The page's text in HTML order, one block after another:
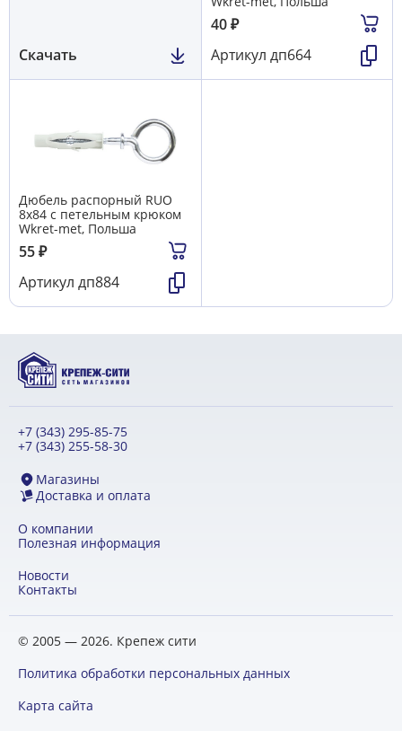
Скачать
40₽
Артикул дп664
Дюбель распорный RUO
8х84 с петельным крюком
Wkret-met, Польша
55₽
Артикул дп884
+7 (343) 295-85-75
+7 (343) 255-58-30
Магазины
Доставка и оплата
О компании
Полезная информация
Новости
Контакты
© 2005 — 2026. Крепеж сити
Политика обработки персональных данных
Карта сайта